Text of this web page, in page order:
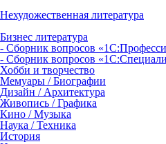
Нехудожественная литература
Бизнес литература
- Сборник вопросов
- Сборник вопросов
Хобби и творчество
Мемуары / Биографии
Дизайн / Архитектура
Живопись / Графика
Кино / Музыка
Наука / Техника
История